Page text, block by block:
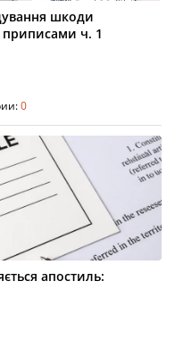
шкоди
приписами ч. 1
0
апостиль: